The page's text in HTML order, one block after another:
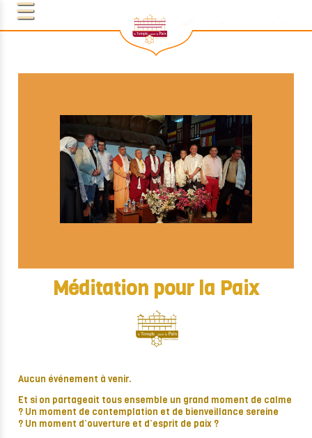
Méditation pour la Paix
Aucun événement à venir.
Et si on partageait tous ensemble un grand moment de calme
? Un moment de contemplation et de bienveillance sereine
? Un moment d’ouverture et d’esprit de paix ?